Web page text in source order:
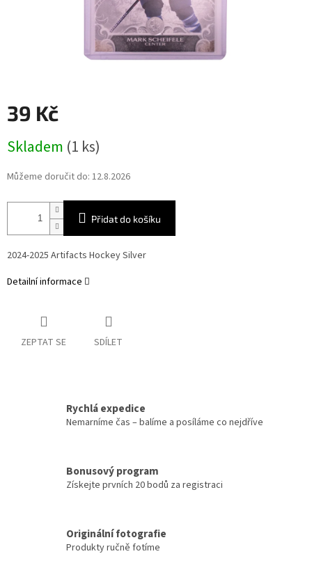
39 Kč
cena:
Skladem (1 ks)
Můžeme doručit do: 12.8.2026
Přidat do košíku
2024-2025 Artifacts Hockey Silver
Detailní informace
ZEPTAT SE SDÍLET
Rychlá expedice
Nemarníme čas – balíme a posíláme co nejdříve
Bonusový program
Získejte prvních 20 bodů za registraci
Originální fotografie
Produkty ručně fotíme